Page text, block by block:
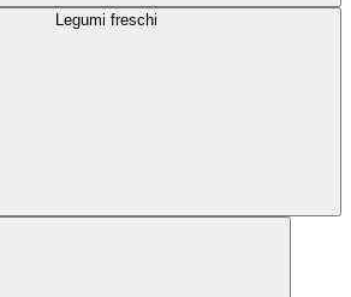
Legumi freschi